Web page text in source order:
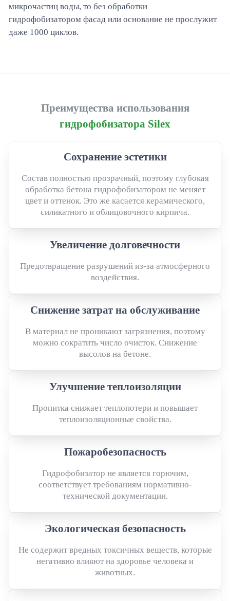
микрочастиц воды, то без обработки
гидрофобизатором фасад или основание не прослужит
даже 1000 циклов.
Преимущества использования
гидрофобизатора Silex
Сохранение эстетики
Состав полностью прозрачный, поэтому глубокая
обработка бетона гидрофобизатором не меняет
цвет и оттенок. Это же касается керамического,
силикатного и облицовочного кирпича.
Увеличение долговечности
Предотвращение разрушений из-за атмосферного
воздействия.
Снижение затрат на обслуживание
В материал не проникают загрязнения, поэтому
можно сократить число очисток. Снижение
высолов на бетоне.
Улучшение теплоизоляции
Пропитка снижает теплопотери и повышает
теплоизоляционные свойства.
Пожаробезопасность
Гидрофобизатор не является горючим,
соответствует требованиям нормативно-
технической документации.
Экологическая безопасность
Не содержит вредных токсичных веществ, которые
негативно влияют на здоровье человека и
животных.